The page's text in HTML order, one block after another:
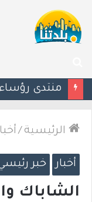
عن
الرئيسية /
أخبار خبر
الشاباك